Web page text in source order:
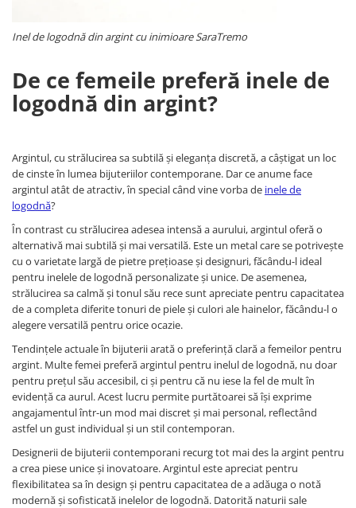
Inel de logodnă din argint cu inimioare SaraTremo
De ce femeile preferă inele de
logodnă din argint?
Argintul, cu strălucirea sa subtilă și eleganța discretă, a câștigat un loc
de cinste în lumea bijuteriilor contemporane. Dar ce anume face
argintul atât de atractiv, în special când vine vorba de inele de
logodnă?
În contrast cu strălucirea adesea intensă a aurului, argintul oferă o
alternativă mai subtilă și mai versatilă. Este un metal care se potrivește
cu o varietate largă de pietre prețioase și designuri, făcându-l ideal
pentru inelele de logodnă personalizate și unice. De asemenea,
strălucirea sa calmă și tonul său rece sunt apreciate pentru capacitatea
de a completa diferite tonuri de piele și culori ale hainelor, făcându-l o
alegere versatilă pentru orice ocazie.
Tendințele actuale în bijuterii arată o preferință clară a femeilor pentru
argint. Multe femei preferă argintul pentru inelul de logodnă, nu doar
pentru prețul său accesibil, ci și pentru că nu iese la fel de mult în
evidență ca aurul. Acest lucru permite purtătoarei să își exprime
angajamentul într-un mod mai discret și mai personal, reflectând
astfel un gust individual și un stil contemporan.
Designerii de bijuterii contemporani recurg tot mai des la argint pentru
a crea piese unice și inovatoare. Argintul este apreciat pentru
flexibilitatea sa în design și pentru capacitatea de a adăuga o notă
modernă și sofisticată inelelor de logodnă. Datorită naturii sale